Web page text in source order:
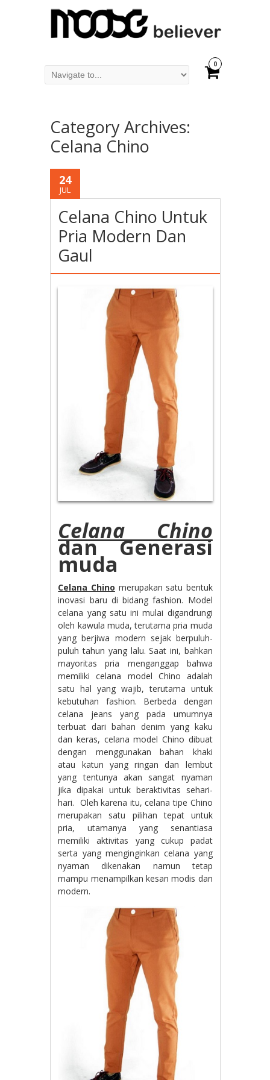
0
Category Archives:
Celana Chino
24
JUL
Celana Chino Untuk
Pria Modern Dan
Gaul
Celana Chino
dan Generasi
muda
Celana Chino merupakan satu bentuk
inovasi baru di bidang fashion. Model
celana yang satu ini mulai digandrungi
oleh kawula muda, terutama pria muda
yang berjiwa modern sejak berpuluh-
puluh tahun yang lalu. Saat ini, bahkan
mayoritas pria menganggap bahwa
memiliki celana model Chino adalah
satu hal yang wajib, terutama untuk
kebutuhan fashion. Berbeda dengan
celana jeans yang pada umumnya
terbuat dari bahan denim yang kaku
dan keras, celana model Chino dibuat
dengan menggunakan bahan khaki
atau katun yang ringan dan lembut
yang tentunya akan sangat nyaman
jika dipakai untuk beraktivitas sehari-
hari. Oleh karena itu, celana tipe Chino
merupakan satu pilihan tepat untuk
pria, utamanya yang senantiasa
memiliki aktivitas yang cukup padat
serta yang menginginkan celana yang
nyaman dikenakan namun tetap
mampu menampilkan kesan modis dan
modern.